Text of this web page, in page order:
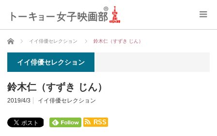
ホーム イイ俳優セレクション 鈴木仁（すずき じん）
イイ俳優セレクション
鈴木仁（すずき じん）
2019/4/3 イイ俳優セレクション
RSS